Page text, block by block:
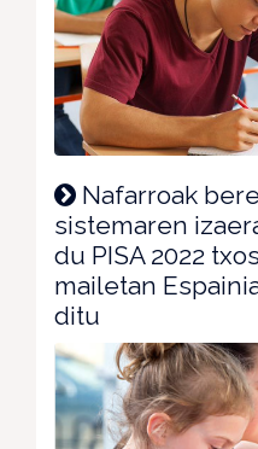
Nafarroak
sistemaren
du PISA 2022
mailetan
ditu